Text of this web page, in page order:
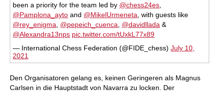
been a priority for the team led by @chess24es,
@Pamplona_ayto and @MikelUrmeneta, with guests like
@rey_enigma, @pepeich_cuenca, @davidllada &
@Alexandra13nps pic.twitter.com/tUxkL77x89
— International Chess Federation (@FIDE_chess)July 10,
2021
Den Organisatoren gelang es, keinen Geringeren als Magnus
Carlsen in die Hauptstadt von Navarra zu locken. Der